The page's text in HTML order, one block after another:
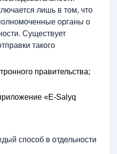
лишь в том, что
органы о
Существует
такого
правительства;
«E-Salyq
способ в отдельности